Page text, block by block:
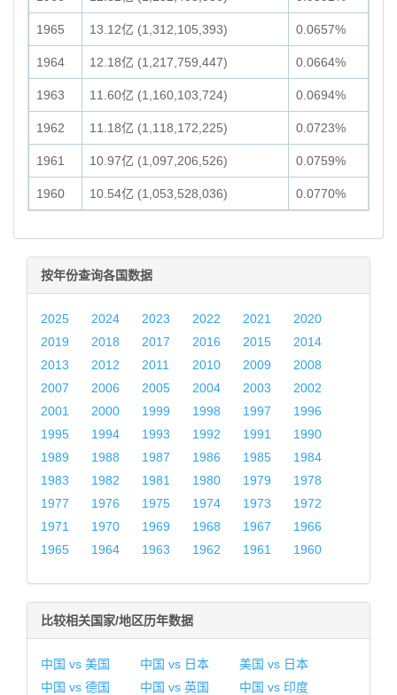
1965 13.12亿 (1,312,105,393) 0.0657%
1964 12.18亿 (1,217,759,447) 0.0664%
1963 11.60亿 (1,160,103,724) 0.0694%
1962 11.18亿 (1,118,172,225) 0.0723%
1961 10.97亿 (1,097,206,526) 0.0759%
1960 10.54亿 (1,053,528,036) 0.0770%
按年份查询各国数据
2025 2024 2023 2022 2021
2020
2019
2018 2017 2016 2015
2014
2013
2012 2011 2010 2009
2008
2007
2006 2005 2004 2003
2002
2001
2000 1999 1998 1997
1996
1995
1994 1993 1992 1991
1990
1989
1988 1987 1986 1985
1984
1983
1982 1981 1980 1979
1978
1977
1976 1975 1974 1973
1972
1971
1970 1969 1968 1967
1966
1965
1964 1963 1962 1961 1960
比较相关国家/地区历年数据
中国 vs 美国 中国 vs 日本
美国 vs 日本
中国 vs 德国
中国 vs 英国
中国 vs 印度